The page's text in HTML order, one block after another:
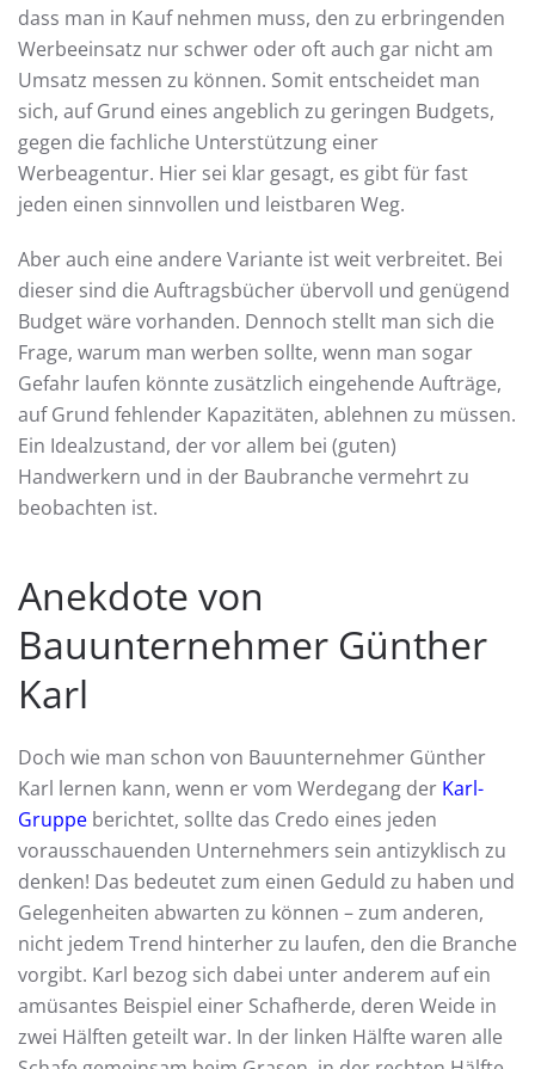
dass man in Kauf nehmen muss, den zu erbringenden
Werbeeinsatz nur schwer oder oft auch gar nicht am
Umsatz messen zu können. Somit entscheidet man
sich, auf Grund eines angeblich zu geringen Budgets,
gegen die fachliche Unterstützung einer
Werbeagentur. Hier sei klar gesagt, es gibt für fast
jeden einen sinnvollen und leistbaren Weg.
Aber auch eine andere Variante ist weit verbreitet. Bei
dieser sind die Auftragsbücher übervoll und genügend
Budget wäre vorhanden. Dennoch stellt man sich die
Frage, warum man werben sollte, wenn man sogar
Gefahr laufen könnte zusätzlich eingehende Aufträge,
auf Grund fehlender Kapazitäten, ablehnen zu müssen.
Ein Idealzustand, der vor allem bei (guten)
Handwerkern und in der Baubranche vermehrt zu
beobachten ist.
Anekdote von
Bauunternehmer Günther
Karl
Doch wie man schon von Bauunternehmer Günther
Karl lernen kann, wenn er vom Werdegang der Karl-
Gruppe berichtet, sollte das Credo eines jeden
vorausschauenden Unternehmers sein antizyklisch zu
denken! Das bedeutet zum einen Geduld zu haben und
Gelegenheiten abwarten zu können – zum anderen,
nicht jedem Trend hinterher zu laufen, den die Branche
vorgibt. Karl bezog sich dabei unter anderem auf ein
amüsantes Beispiel einer Schafherde, deren Weide in
zwei Hälften geteilt war. In der linken Hälfte waren alle